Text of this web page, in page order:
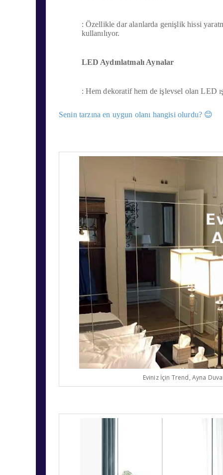
: Özellikle dar alanlarda genişlik hissi
kullanılıyor.
LED Aydınlatmalı Aynalar
: Hem dekoratif hem de işlevsel olan LED
Senin tarzına en uygun olanı hangisi olurdu? 😊
Eviniz İçin Trend, Ayna